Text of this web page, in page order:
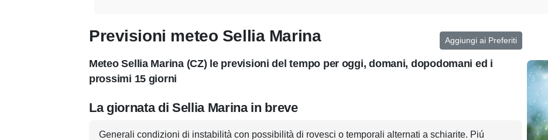
Previsioni meteo Sellia Marina Aggiungi ai Preferiti
Meteo Sellia Marina (CZ) le previsioni del tempo per oggi, domani, dopodomani ed i
prossimi 15 giorni
La giornata di Sellia Marina in breve
Generali condizioni di instabilità con possibilità di rovesci o temporali alternati a schiarite. Piú